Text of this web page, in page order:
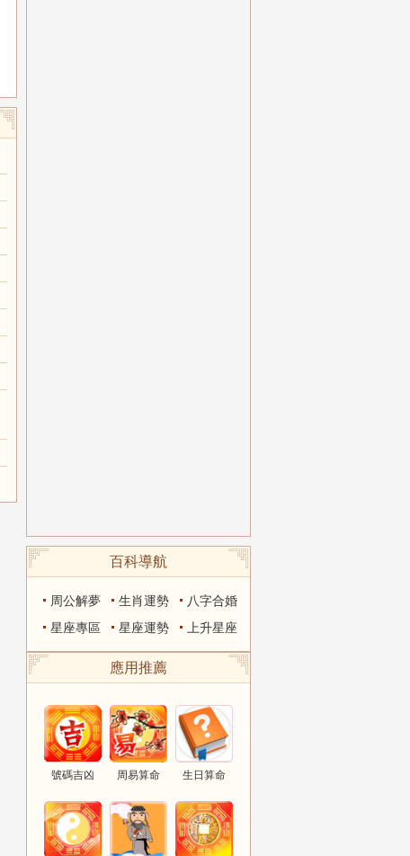
百科導航
周公解夢 生肖運勢
八字合婚
星座專區
星座運勢 上升星座
應用推薦
號碼吉凶 周易算命 生日算命